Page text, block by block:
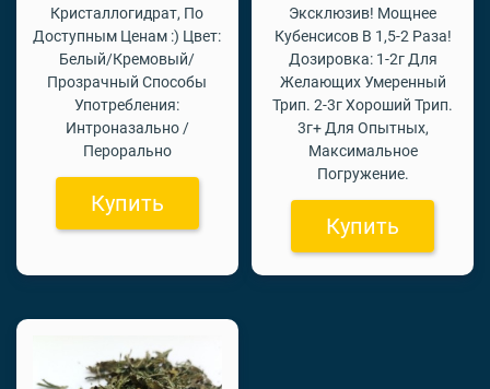
Кристаллогидрат, По
Доступным Ценам :) Цвет:
Белый/Кремовый/
Прозрачный Способы
Употребления:
Интроназально /
Перорально
Купить
Эксклюзив! Мощнее
Кубенсисов В 1,5-2 Раза!
Дозировка: 1-2г Для
Желающих Умеренный
Трип. 2-3г Хороший Трип.
3г+ Для Опытных,
Максимальное
Погружение.
Купить